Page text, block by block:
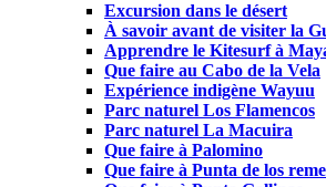
Excursion dans le désert
À savoir avant de visiter la
Apprendre le Kitesurf à
Que faire au Cabo de la Vela
Expérience indigène Wayuu
Parc naturel Los Flamencos
Parc naturel La Macuira
Que faire à Palomino
Que faire à Punta de los